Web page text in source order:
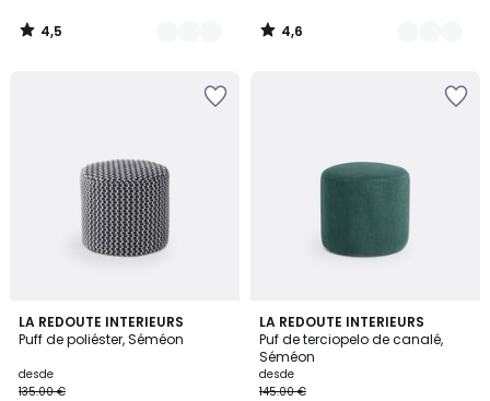
4,5
/
4,6
/
LA REDOUTE INTERIEURS
Puff de poliéster, Séméon
desde
135.00 €
4,8
/ 5
3
Colores
LA REDOUTE INTERIEURS
Puf de terciopelo de canalé,
Séméon
desde
145.00 €
4,6
/ 5
3
Colores